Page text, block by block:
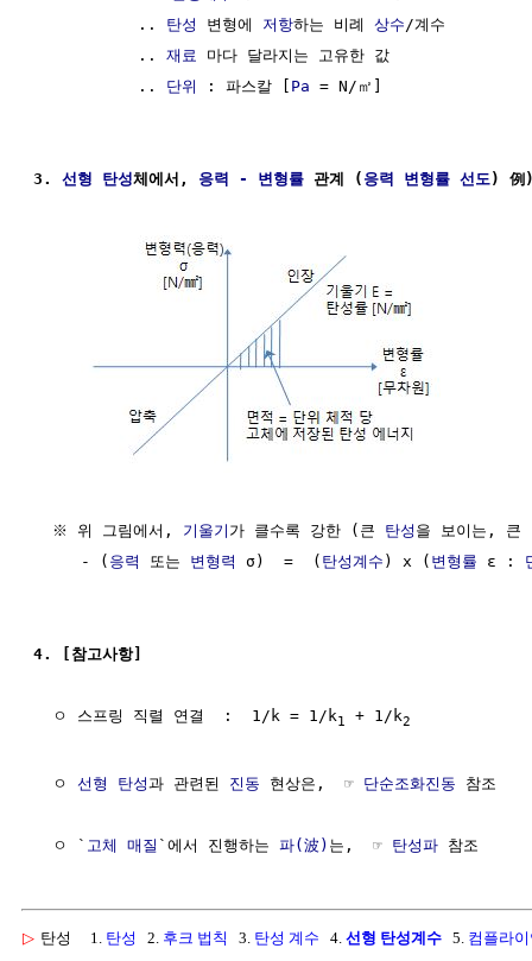
           ..
탄성 변형에 저항하는 비례 상수/계수
           ..
재료 마다 달라지는 고유한 값
           ..
단위 : 파스칼 [ Pa = N/㎡]
3. 선형 탄성체에서, 응력 - 변형률 관계 ( 응력 변형률 선도) 例
  ※ 위 그림에서,
기울기 가 클수록 강한 (큰 탄성 을 보이는, 큰
     - (
응력 또는 변형력 σ)  =  ( 탄성계수 ) x ( 변형률 ε :
4. [참고사항]
  ㅇ 스프링 직렬 연결  :  1/k = 1/k
1 + 1/k2
  ㅇ
선형 탄성과 관련된 진동 현상은,  ☞ 단순조화진동 참조
  ㅇ `
고체 매질 `에서 진행하는 파(波) 는,  ☞ 탄성파
▷ 탄성 1. 탄성 2. 후크 법칙 3. 탄성 계수 4. 선형 탄성계수 5. 컴플라